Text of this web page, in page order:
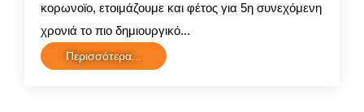
κορωνοϊο, ετοιμάζουμε και φέτος για 5η συνεχόμενη
χρονιά το πιο δημιουργικό...
Περισσότερα...